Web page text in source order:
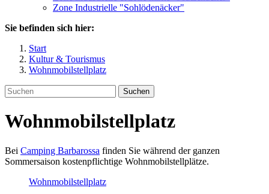
Zone Industrielle "Sohlödenäcker"
Sie befinden sich hier:
Start
Kultur & Tourismus
Wohnmobilstellplatz
Suchen
Wohnmobilstellplatz
Bei Camping Barbarossa finden Sie während der ganzen
Sommersaison kostenpflichtige Wohnmobilstellplätze.
Wohnmobilstellplatz